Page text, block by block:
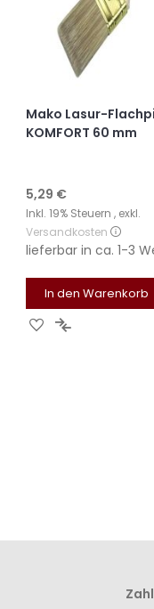
Mako Lasur-
KOMFORT 60 mm
5,29 €
Inkl. 19% Steuern , exkl.
Versandkosten
lieferbar in ca. 1-3
In den Warenkorb
Zur Zur